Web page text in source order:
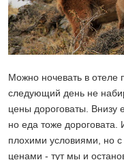
Можно ночевать в отеле
следующий день не
цены дороговаты. Внизу
но еда тоже дороговата.
плохими условиями, но
ценами - тут мы и